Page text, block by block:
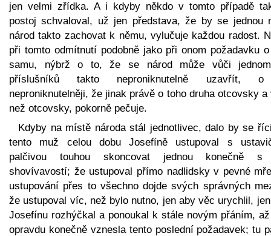
jen velmi zřídka. A i kdyby někdo v tomto případě
postoj schvaloval, už jen představa, že by se jednou
národ takto zachovat k němu, vylučuje každou radost.
při tomto odmítnutí podobně jako při onom požadavku
samu, nýbrž o to, že se národ může vůči
příslušníků takto neproniknutelně uzavřít,
neproniknutelněji, že jinak právě o toho druha otcovsky a
než otcovsky, pokorně pečuje.
Kdyby na místě národa stál jednotlivec, dalo by se
tento muž celou dobu Josefíně ustupoval s
palčivou touhou skoncovat jednou konečně s
shovívavostí; že ustupoval přímo nadlidsky v pevné
ustupování přes to všechno dojde svých správných
že ustupoval víc, než bylo nutno, jen aby věc urychlil,
Josefínu rozhýčkal a ponoukal k stále novým přáním,
opravdu konečně vznesla tento poslední požadavek; tu